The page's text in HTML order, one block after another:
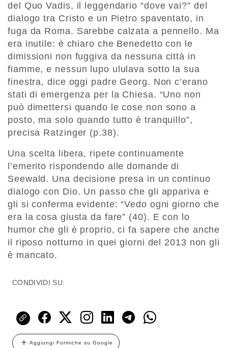
del Quo Vadis, il leggendario “dove vai?” del
dialogo tra Cristo e un Pietro spaventato, in
fuga da Roma. Sarebbe calzata a pennello. Ma
era inutile: è chiaro che Benedetto con le
dimissioni non fuggiva da nessuna città in
fiamme, e nessun lupo ululava sotto la sua
finestra, dice oggi padre Georg. Non c’erano
stati di emergenza per la Chiesa. “Uno non
può dimettersi quando le cose non sono a
posto, ma solo quando tutto è tranquillo”,
precisa Ratzinger (p.38).
Una scelta libera, ripete continuamente
l’emerito rispondendo alle domande di
Seewald. Una decisione presa in un continuo
dialogo con Dio. Un passo che gli appariva e
gli si conferma evidente: “Vedo ogni giorno che
era la cosa giusta da fare” (40). E con lo
humor che gli è proprio, ci fa sapere che anche
il riposo notturno in quei giorni del 2013 non gli
è mancato.
CONDIVIDI SU:
Aggiungi Formiche su Google